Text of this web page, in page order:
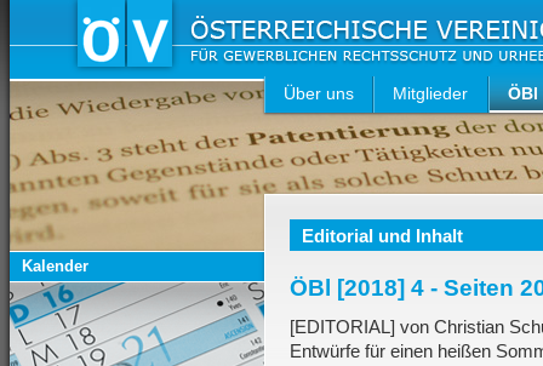
Über uns Mitglieder ÖBl
Editorial und Inhalt
ÖBl [2018] 4 - Seiten
[EDITORIAL] von Christian
Entwürfe für einen heißen
Kalender